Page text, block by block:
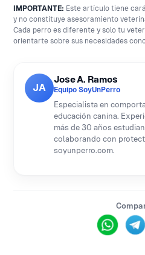
IMPORTANTE: Este artículo tiene
y no constituye asesoramiento
Cada perro es diferente y solo tu
orientarte sobre sus necesidades
JA
Jose A. Ramos
Equipo SoyUnPerro
Especialista en
educación canina.
más de 30 años
colaborando con
soyunperro.com.